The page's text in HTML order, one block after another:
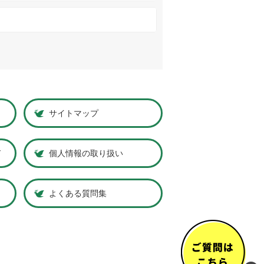
サイトマップ
個人情報の取り扱い
よくある質問集